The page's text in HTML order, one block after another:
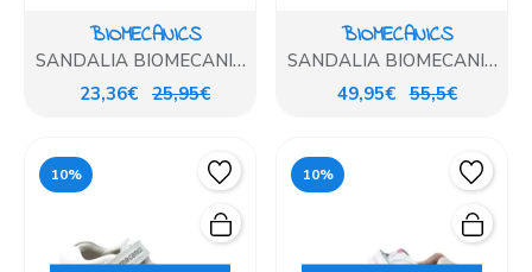
BIOMECANICS
SANDALIA BIOMECANICS
LILA ACQUA
23,36€ 25,95€
BIOMECANICS
SANDALIA BIOMECANICS
BLANCA DETALLES
ROSA
49,95€ 55,5€
10% 10%